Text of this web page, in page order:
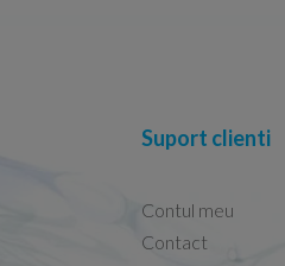
Suport clienti
Contul meu
Contact